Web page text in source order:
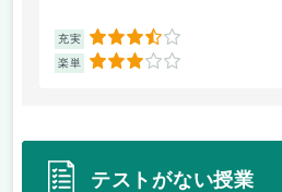
充実 3.5
楽単 3
テストがない授業